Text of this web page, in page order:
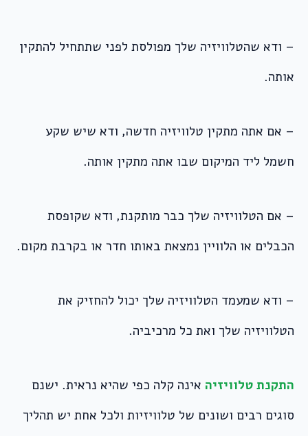
– ודא שהטלוויזיה שלך מפולסת לפני שתתחיל להתקין
אותה.
– אם אתה מתקין טלוויזיה חדשה, ודא שיש שקע
חשמל ליד המיקום שבו אתה מתקין אותה.
– אם הטלוויזיה שלך כבר מותקנת, ודא שקופסת
הכבלים או הלוויין נמצאת באותו חדר או בקרבת מקום.
– ודא שמעמד הטלוויזיה שלך יכול להחזיק את
הטלוויזיה שלך ואת כל מרכיביה.
התקנת טלוויזיה אינה קלה כפי שהיא נראית. ישנם
סוגים רבים ושונים של טלוויזיות ולכל אחת יש תהליך